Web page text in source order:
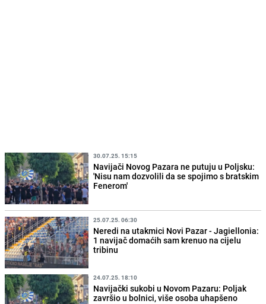
30.07.25. 15:15
Navijači Novog Pazara ne putuju u Poljsku:
'Nisu nam dozvolili da se spojimo s bratskim
Fenerom'
25.07.25. 06:30
Neredi na utakmici Novi Pazar - Jagiellonia:
1 navijač domaćih sam krenuo na cijelu
tribinu
24.07.25. 18:10
Navijački sukobi u Novom Pazaru: Poljak
završio u bolnici, više osoba uhapšeno